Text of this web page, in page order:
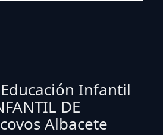
Infantil
DE
Albacete